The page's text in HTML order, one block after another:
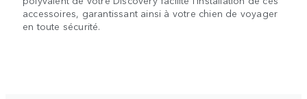
accessoires, garantissant ainsi à votre chien de voyager
en toute sécurité.